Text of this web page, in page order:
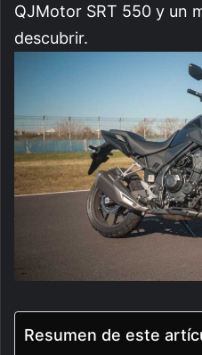
QJMotor SRT 550 y un
descubrir.
Resumen de este